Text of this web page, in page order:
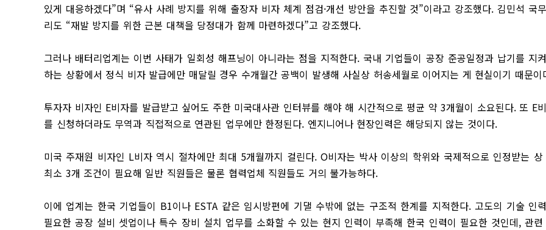
있게 대응하겠다”며 “유사 사례 방지를 위해 출장자 비자 체계 점검·개선 방안을 추진할 것”이라고 강조했다. 김민석 국
리도 “재발 방지를 위한 근본 대책을 당정대가 함께 마련하겠다”고 강조했다.
그러나 배터리업계는 이번 사태가 일회성 해프닝이 아니라는 점을 지적한다. 국내 기업들이 공장 준공일정과 납기를 지
하는 상황에서 정식 비자 발급에만 매달릴 경우 수개월간 공백이 발생해 사실상 허송세월로 이어지는 게 현실이기 때문이
투자자 비자인 E비자를 발급받고 싶어도 주한 미국대사관 인터뷰를 해야 해 시간적으로 평균 약 3개월이 소요된다. 또 E
를 신청하더라도 무역과 직접적으로 연관된 업무에만 한정된다. 엔지니어나 현장인력은 해당되지 않는 것이다.
미국 주재원 비자인 L비자 역시 절차에만 최대 5개월까지 걸린다. O비자는 박사 이상의 학위와 국제적으로 인정받는 상
최소 3개 조건이 필요해 일반 직원들은 물론 협력업체 직원들도 거의 불가능하다.
이에 업계는 한국 기업들이 B1이나 ESTA 같은 임시방편에 기댈 수밖에 없는 구조적 한계를 지적한다. 고도의 기술 인
필요한 공장 설비 셋업이나 특수 장비 설치 업무를 소화할 수 있는 현지 인력이 부족해 한국 인력이 필요한 것인데, 관련